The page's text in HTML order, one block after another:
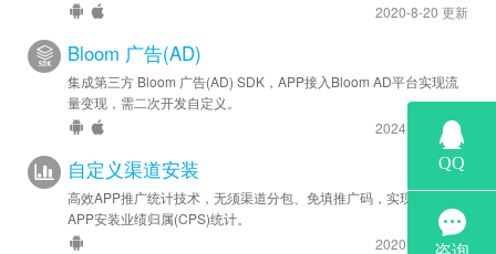
2020-8-20 更新
Bloom 广告(AD)
集成第三方 Bloom 广告(AD) SDK，APP接入Bloom AD平台实现流
量变现，需二次开发自定义。
2024-6-28 更新
自定义渠道安装
高效APP推广统计技术，无须渠道分包、免填推广码，实现海量渠道
APP安装业绩归属(CPS)统计。
2020-12-1 更新